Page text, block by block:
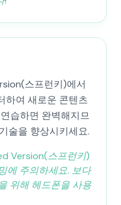
스프런키)에서
하여 새로운 콘텐츠
습하면 완벽해지므
술을 향상시키세요.
Version(스프런키)
에 주의하세요. 보다
위해 헤드폰을 사용